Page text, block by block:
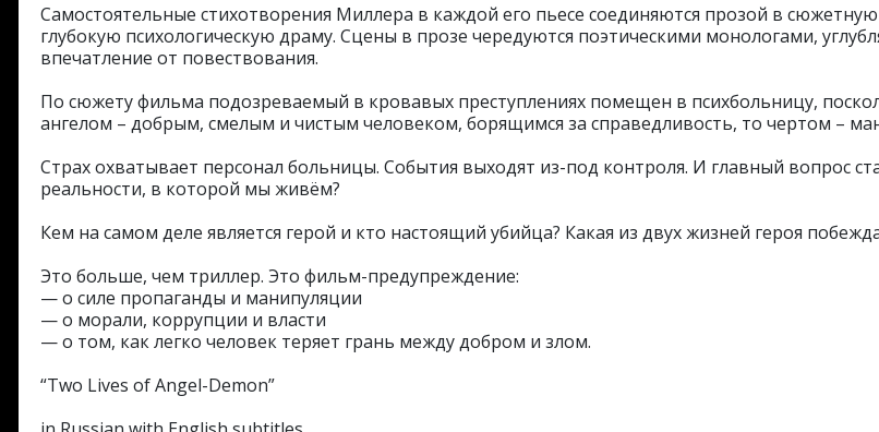
Самостоятельные стихотворения Миллера в каждой его пьесе соединяются прозой в
глубокую психологическую драму. Сцены в прозе чередуются поэтическими монологами,
впечатление от повествования.
По сюжету фильма подозреваемый в кровавых преступлениях помещен в психбольницу,
ангелом – добрым, смелым и чистым человеком, борящимся за справедливость, то чертом –
Страх охватывает персонал больницы. События выходят из-под контроля. И главный вопрос
реальности, в которой мы живём?
Кем на самом деле является герой и кто настоящий убийца? Какая из двух жизней героя
Это больше, чем триллер. Это фильм-предупреждение:
— о силе пропаганды и манипуляции
— о морали, коррупции и власти
— о том, как легко человек теряет грань между добром и злом.
“Two Lives of Angel-Demon”